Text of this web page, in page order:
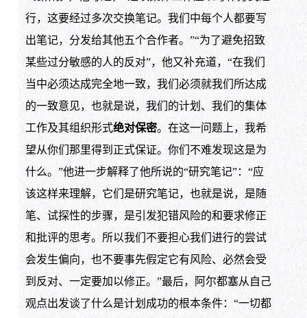
行，这要经过多次交换笔记。我们中每个人都要写
出笔记，分发给其他五个合作者。”“为了避免招致
某些过分敏感的人的反对”，他又补充道，“在我们
当中必须达成完全地一致，我们必须就我们所达成
的一致意见，也就是说，我们的计划、我们的集体
工作及其组织形式绝对保密。在这一问题上，我希
望从你们那里得到正式保证。你们不难发现这是为
什么。”他进一步解释了他所说的“研究笔记”：“应
该这样来理解，它们是研究笔记，也就是说，是随
笔、试探性的步骤，是引发犯错风险的和要求修正
和批评的思考。所以我们不要担心我们进行的尝试
会发生偏向，也不要事先假定它有风险、必然会受
到反对、一定要加以修正。”最后，阿尔都塞从自己
观点出发谈了什么是计划成功的根本条件：“一切都